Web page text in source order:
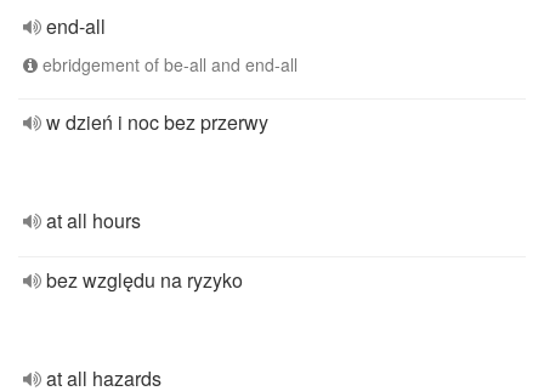
end-all
ebridgement of be-all and end-all
w dzień i noc bez przerwy
at all hours
bez względu na ryzyko
at all hazards